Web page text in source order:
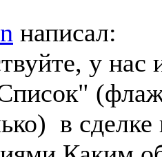
написал:
у нас
в